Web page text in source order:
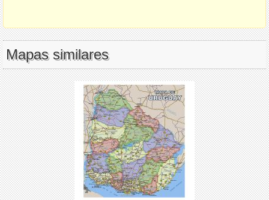
Mapas similares